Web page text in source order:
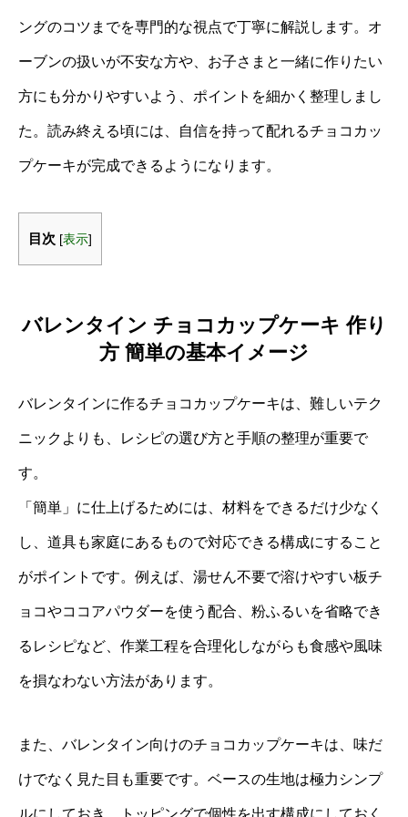
ングのコツまでを専門的な視点で丁寧に解説します。オ
ーブンの扱いが不安な方や、お子さまと一緒に作りたい
方にも分かりやすいよう、ポイントを細かく整理しまし
た。読み終える頃には、自信を持って配れるチョコカッ
プケーキが完成できるようになります。
目次 [表示]
バレンタイン チョコカップケーキ 作り
方 簡単の基本イメージ
バレンタインに作るチョコカップケーキは、難しいテク
ニックよりも、レシピの選び方と手順の整理が重要で
す。
「簡単」に仕上げるためには、材料をできるだけ少なく
し、道具も家庭にあるもので対応できる構成にすること
がポイントです。例えば、湯せん不要で溶けやすい板チ
ョコやココアパウダーを使う配合、粉ふるいを省略でき
るレシピなど、作業工程を合理化しながらも食感や風味
を損なわない方法があります。
また、バレンタイン向けのチョコカップケーキは、味だ
けでなく見た目も重要です。ベースの生地は極力シンプ
ルにしておき、トッピングで個性を出す構成にしておく